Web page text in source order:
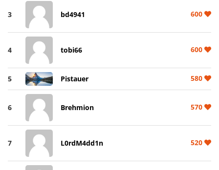
3 bd4941 600
4 tobi66 600
5 Pistauer 580
6 Brehmion 570
7 L0rdM4dd1n 520